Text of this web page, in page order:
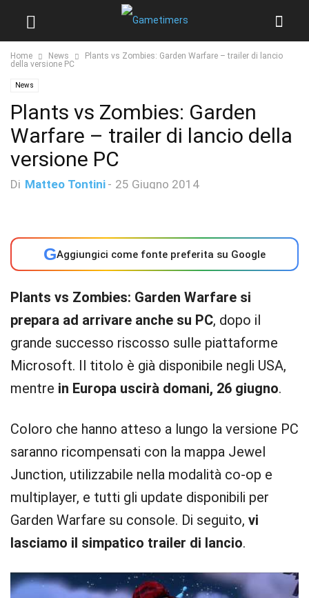
Home News
Plants vs Zombies: Garden Warfare – trailer di lancio
della versione PC
News
Plants vs Zombies: Garden
Warfare – trailer di lancio della
versione PC
Di Matteo Tontini - 25 Giugno 2014
GAggiungici come fonte preferita su Google
Plants vs Zombies: Garden Warfare si
prepara ad arrivare anche su PC, dopo il
grande successo riscosso sulle piattaforme
Microsoft. Il titolo è già disponibile negli USA,
mentre in Europa uscirà domani, 26 giugno.
Coloro che hanno atteso a lungo la versione PC
saranno ricompensati con la mappa Jewel
Junction, utilizzabile nella modalità co-op e
multiplayer, e tutti gli update disponibili per
Garden Warfare su console. Di seguito, vi
lasciamo il simpatico trailer di lancio.